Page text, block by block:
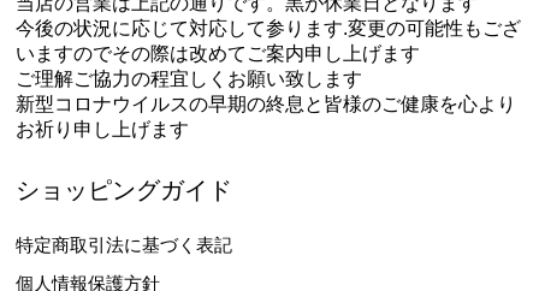
今後の状況に応じて対応して参ります.変更の可能性もござ
いますのでその際は改めてご案内申し上げます
ご理解ご協力の程宜しくお願い致します
新型コロナウイルスの早期の終息と皆様のご健康を心より
お祈り申し上げます
ショッピングガイド
特定商取引法に基づく表記
個人情報保護方針